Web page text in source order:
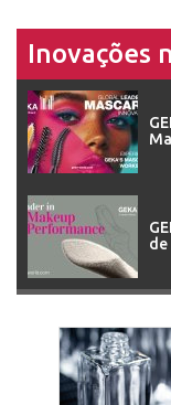
Inovações
de